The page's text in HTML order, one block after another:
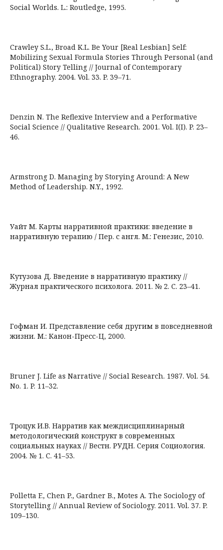
Social Worlds. L.: Routledge, 1995.
Crawley S.L., Broad K.L. Be Your [Real Lesbian] Self:
Mobilizing Sexual Formula Stories Through Personal (and
Political) Story Telling // Journal of Contemporary
Ethnography. 2004. Vol. 33. P. 39–71.
Denzin N. The Reflexive Interview and a Performative
Social Science // Qualitative Research. 2001. Vol. I(I). P. 23–
46.
Armstrong D. Managing by Storying Around: A New
Method of Leadership. N.Y., 1992.
Уайт М. Карты нарративной практики: введение в
нарративную терапию / Пер. с англ. М.: Генезис, 2010.
Кутузова Д. Введение в нарративную практику //
Журнал практического психолога. 2011. № 2. С. 23–41.
Гофман И. Представление себя другим в повседневной
жизни. М.: Канон-Пресс-Ц, 2000.
Bruner J. Life as Narrative // Social Research. 1987. Vol. 54.
No. 1. P. 11–32.
Троцук И.В. Нарратив как междисциплинарный
методологический конструкт в современных
социальных науках // Вестн. РУДН. Серия Социология.
2004. № 1. С. 41–53.
Polletta F., Chen P., Gardner B., Motes A. The Sociology of
Storytelling // Annual Review of Sociology. 2011. Vol. 37. P.
109–130.